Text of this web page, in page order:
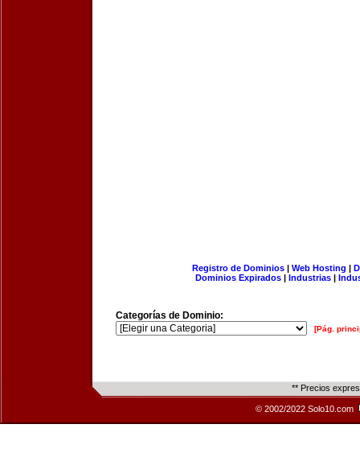
Registro de Dominios| Web Hosting |
Dominios Expirados | Industrias |
Categorías de Dominio:
[Pág.
** Precios
© 2002/2022 Solo10.com